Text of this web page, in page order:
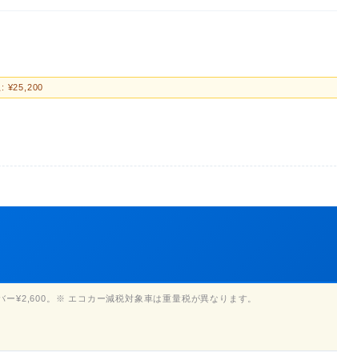
¥25,200
¥2,600。※ エコカー減税対象車は重量税が異なります。